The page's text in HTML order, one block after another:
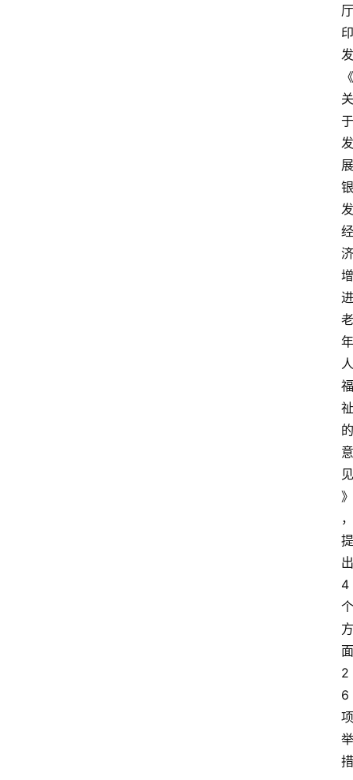
厅
印
发
《
关
于
发
展
银
发
经
济
增
进
老
年
人
福
祉
的
意
见
》
，
提
出
4
个
方
面
2
6
项
举
措